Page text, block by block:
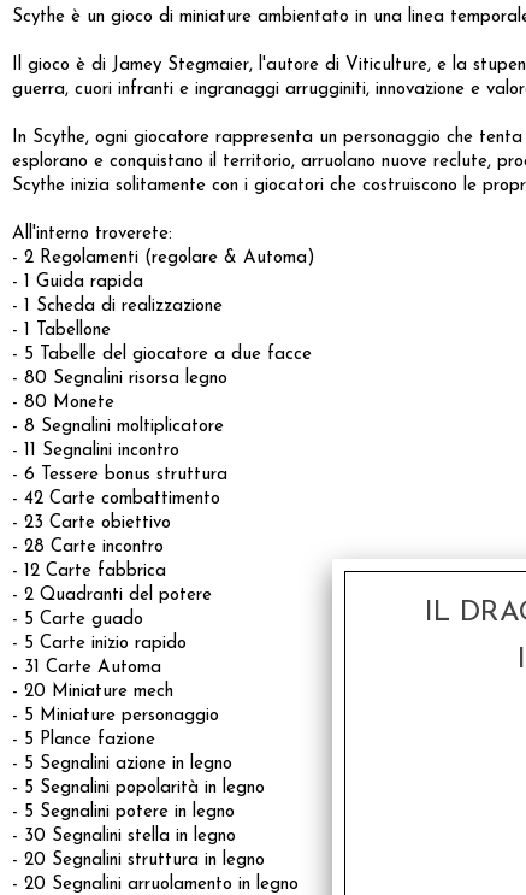
Scythe è un gioco di miniature ambientato in una linea
Il gioco è di Jamey Stegmaier, l'autore di Viticulture, e la
guerra, cuori infranti e ingranaggi arrugginiti, innovazione e
In Scythe, ogni giocatore rappresenta un personaggio che
esplorano e conquistano il territorio, arruolano nuove reclute,
Scythe inizia solitamente con i giocatori che costruiscono le
All'interno troverete:
- 2 Regolamenti (regolare & Automa)
- 1 Guida rapida
- 1 Scheda di realizzazione
- 1 Tabellone
- 5 Tabelle del giocatore a due facce
- 80 Segnalini risorsa legno
- 80 Monete
- 8 Segnalini moltiplicatore
- 11 Segnalini incontro
- 6 Tessere bonus struttura
- 42 Carte combattimento
- 23 Carte obiettivo
- 28 Carte incontro
- 12 Carte fabbrica
- 2 Quadranti del potere
- 5 Carte guado
- 5 Carte inizio rapido
- 31 Carte Automa
- 20 Miniature mech
- 5 Miniature personaggio
- 5 Plance fazione
- 5 Segnalini azione in legno
- 5 Segnalini popolarità in legno
- 5 Segnalini potere in legno
- 30 Segnalini stella in legno
- 20 Segnalini struttura in legno
- 20 Segnalini arruolamento in legno
IL